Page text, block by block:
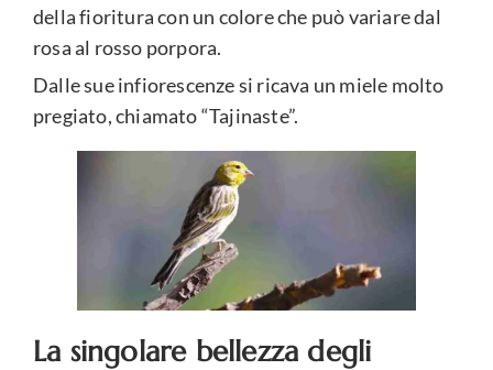
della fioritura con un colore che può variare dal
rosa al rosso porpora.
Dalle sue infiorescenze si ricava un miele molto
pregiato, chiamato “Tajinaste”.
La singolare bellezza degli